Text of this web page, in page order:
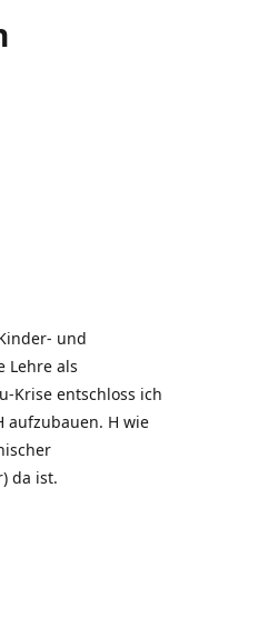
und
Lehre als
Krise entschloss ich
aufzubauen. H wie
da ist.